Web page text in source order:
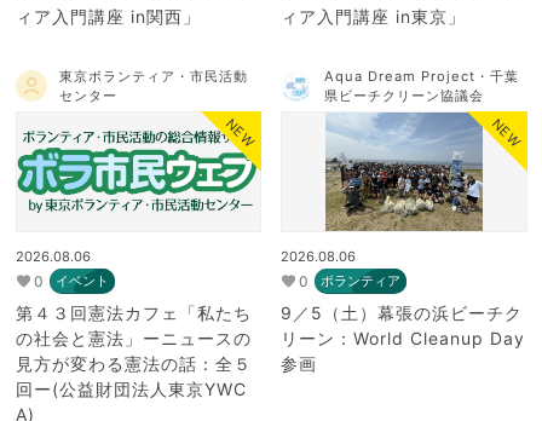
ィア入門講座 in関西」
ィア入門講座 in東京」
東京ボランティア・市民活動
センター
NEW
2026.08.06
0 イベント
第４３回憲法カフェ「私たち
の社会と憲法」ーニュースの
見方が変わる憲法の話：全５
回ー(公益財団法人東京YWC
A)
Aqua Dream Project・千葉
県ビーチクリーン協議会
NEW
2026.08.06
0 ボランティア
9／5（土）幕張の浜ビーチク
リーン：World Cleanup Day
参画